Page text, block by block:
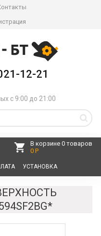
12-21
с 9:00 до 21:00
В корзине 0 товаров
0 Р
УСТАНОВКА